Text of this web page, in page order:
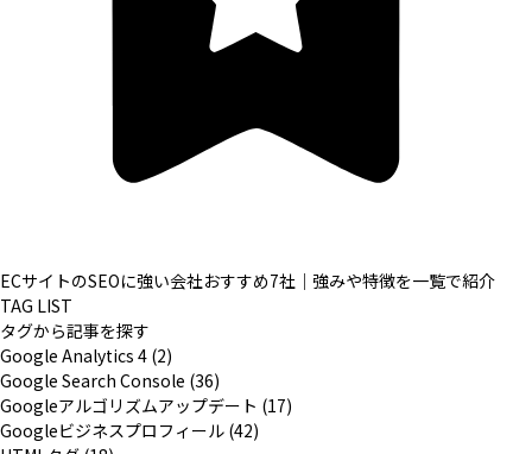
ECサイトのSEOに強い会社おすすめ7社｜強みや特徴を一覧で紹介
TAG LIST
タグから記事を探す
Google Analytics 4 (2)
Google Search Console (36)
Googleアルゴリズムアップデート (17)
Googleビジネスプロフィール (42)